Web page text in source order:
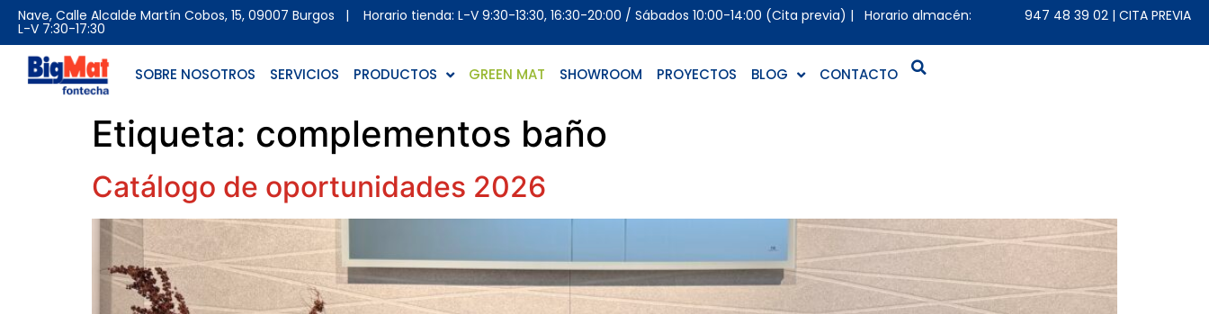
Nave, Calle Alcalde Martín Cobos, 15, 09007 Burgos | Horario tienda: L-V 9:30-13:30, 16:30-20:00 / Sábados 10:00-14:00 (Cita previa) | Horario almacén:
L-V 7:30-17:30
947 48 39 02| CITA PREVIA
SOBRE NOSOTROS SERVICIOS PRODUCTOS GREEN MAT SHOWROOM PROYECTOS BLOG CONTACTO
Etiqueta: complementos baño
Catálogo de oportunidades 2026